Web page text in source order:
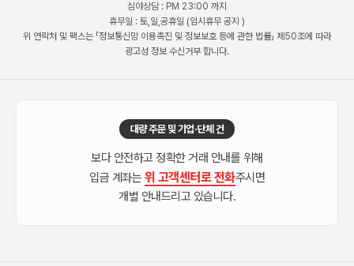
심야상담 : PM 23:00 까지
휴무일 : 토,일,공휴일 (임시휴무 공지 )
위 연락처 및 팩스는 「정보통신망 이용촉진 및 정보보호 등에 관한 법률」 제50조에 따라
광고성 정보 수신거부 합니다.
대량 주문 및 기업·단체 건
보다 안전하고 정확한 거래 안내를 위해
입금 계좌는 위 고객센터로 전화주시면
개별 안내드리고 있습니다.